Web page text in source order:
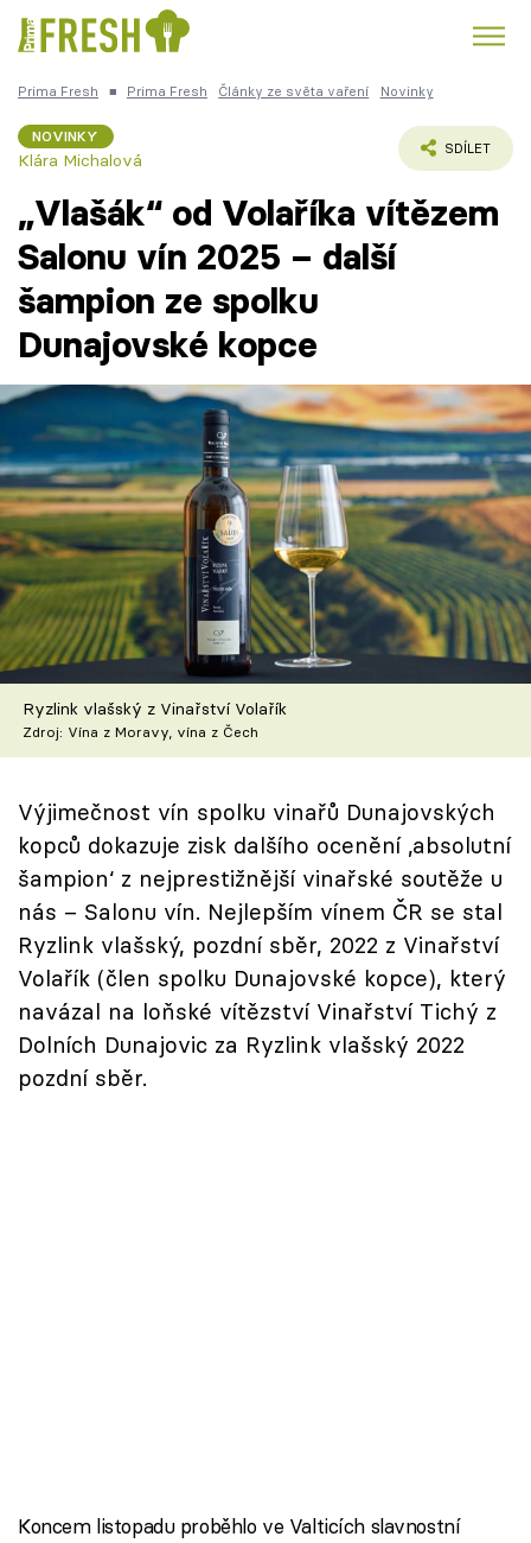
Česká kuchyně
Témata
Recepty
Články
TV Program
Škola vaření
Recepty z TV
Speciál: Cuketa
Těhotnej kuchař
Přihlášení
Sledujte nás
Prima Fresh ■ Prima Fresh Články ze světa vaření Novinky
NOVINKY
Klára Michalová
SDÍLET
„Vlašák“ od Volaříka vítězem
Salonu vín 2025 – další
šampion ze spolku
Dunajovské kopce
Ryzlink vlašský z Vinařství Volařík
Zdroj: Vína z Moravy, vína z Čech
Výjimečnost vín spolku vinařů Dunajovských
kopců dokazuje zisk dalšího ocenění ‚absolutní
šampion‘ z nejprestižnější vinařské soutěže u
nás – Salonu vín. Nejlepším vínem ČR se stal
Ryzlink vlašský, pozdní sběr, 2022 z Vinařství
Volařík (člen spolku Dunajovské kopce), který
navázal na loňské vítězství Vinařství Tichý z
Dolních Dunajovic za Ryzlink vlašský 2022
pozdní sběr.
Koncem listopadu proběhlo ve Valticích slavnostní